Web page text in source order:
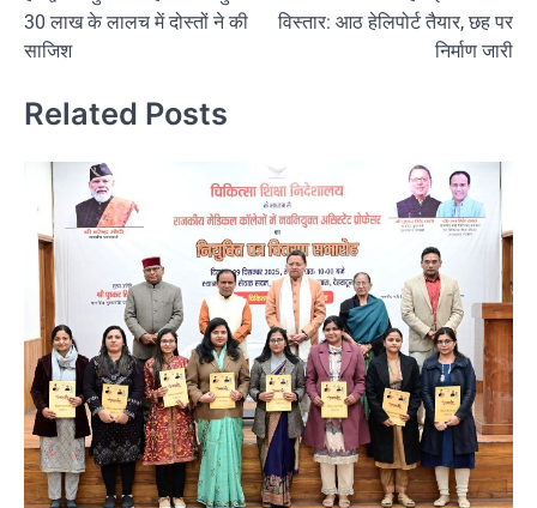
30 लाख के लालच में दोस्तों ने की
साजिश
विस्तार: आठ हेलिपोर्ट तैयार, छह पर
निर्माण जारी
Related Posts